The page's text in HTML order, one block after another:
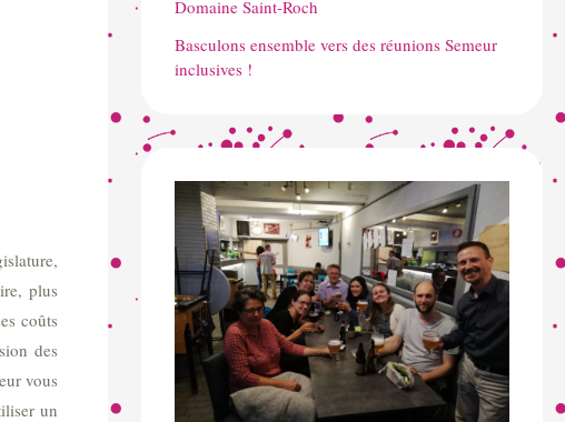
plus
coûts
des
vous
un
Domaine Saint-Roch
Basculons ensemble vers des réunions Semeur
inclusives !